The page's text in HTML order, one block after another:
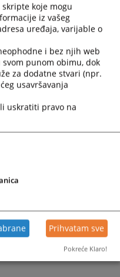
koje mogu
iz vašeg
uređaja, varijable o
i bez njih web
punom obimu, dok
za dodatne stvari (npr.
usavršavanja
uskratiti pravo na
Prihvatam sve
Pokreće Klaro!